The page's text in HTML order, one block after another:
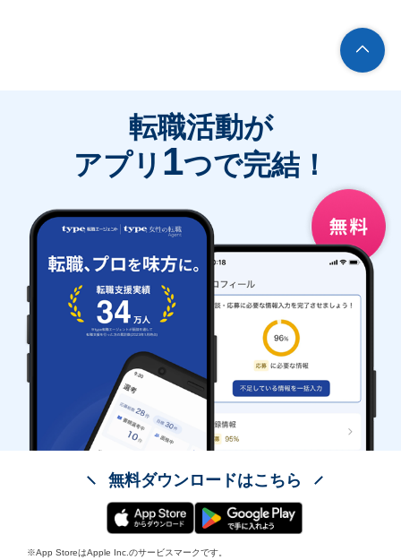
転職活動が
アプリ 1つで完結！
無料ダウンロードはこちら
※App StoreはApple Inc.のサービスマークです。